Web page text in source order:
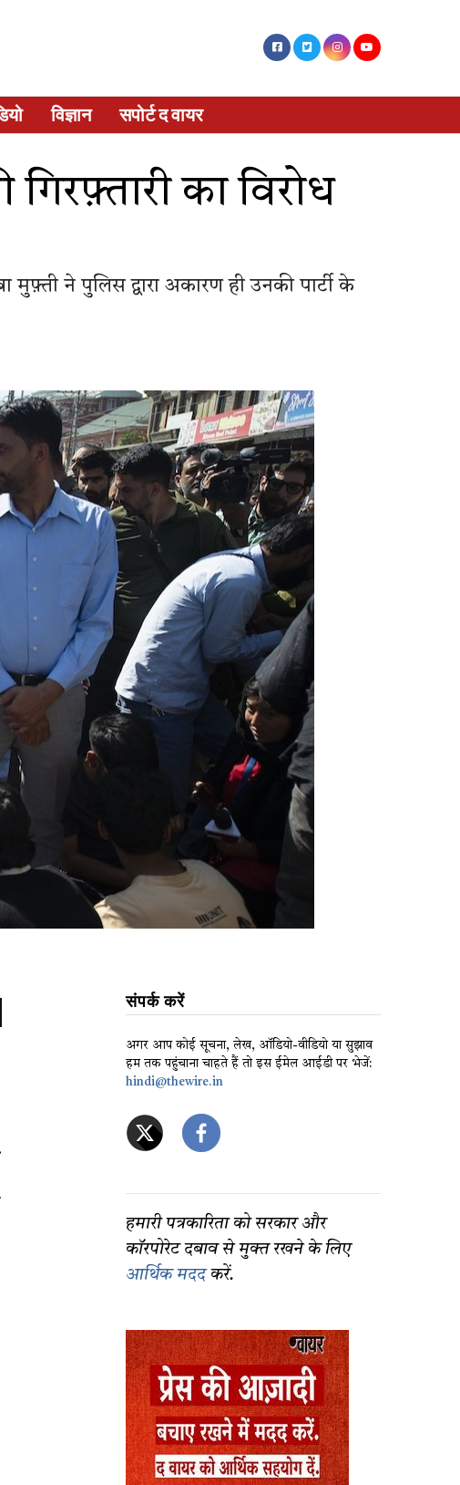
विज्ञान सपोर्ट द वायर
का विरोध
ने पुलिस द्वारा अकारण ही उनकी पार्टी के
संपर्क करें
अगर आप कोई सूचना, लेख, ऑडियो-वीडियो या सुझाव
हम तक पहुंचाना चाहते हैं तो इस ईमेल आईडी पर भेजें:
hindi@thewire.in
हमारी पत्रकारिता को सरकार और
कॉरपोरेट दबाव से मुक्त रखने के लिए
आर्थिक मददकरें.